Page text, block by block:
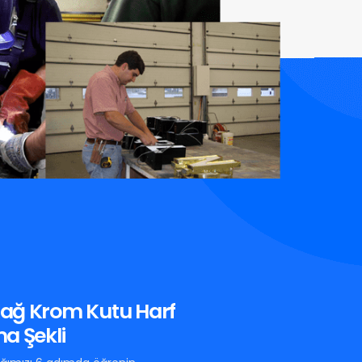
Krom Kutu Harf
Şekli